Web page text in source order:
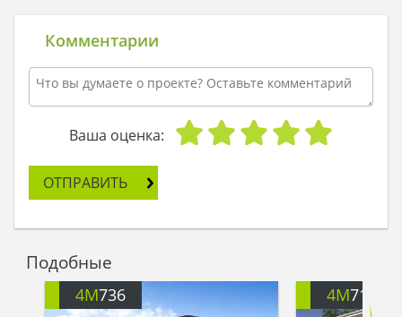
Комментарии
Ваша оценка:
ОТПРАВИТЬ
Подобные
4M736 4M713